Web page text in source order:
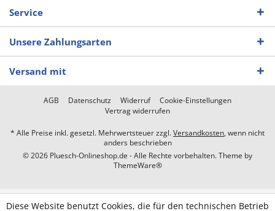
Service
Unsere Zahlungsarten
Versand mit
AGB Datenschutz Widerruf
Cookie-Einstellungen
Vertrag widerrufen
* Alle Preise inkl. gesetzl. Mehrwertsteuer zzgl.Versandkosten, wenn nicht
anders beschrieben
© 2026 Pluesch-Onlineshop.de - Alle Rechte vorbehalten. Theme by
ThemeWare®
Diese Website benutzt Cookies, die für den technischen Betrieb